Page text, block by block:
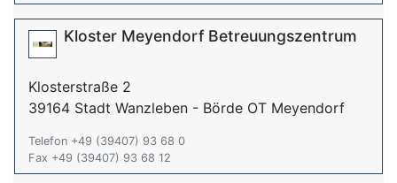
Kloster Meyendorf Betreuungszentrum
Klosterstraße 2
39164 Stadt Wanzleben - Börde OT Meyendorf
Telefon +49 (39407) 93 68 0
Fax +49 (39407) 93 68 12